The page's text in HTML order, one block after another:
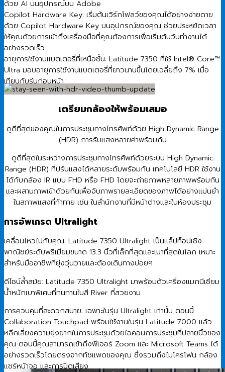
ด้วย AI บนอุปกรณ์บน Adobe
Copilot Hardware Key: เริ่มต้นเวิร์กโฟลว์ของคุณได้อย่างง่ายดาย
ด้วย Copilot Hardware Key บนอุปกรณ์ของคุณ ช่วยประหยัดเวลา
ให้คุณด้วยการเข้าถึงเครื่องมือที่คุณต้องการเพื่อเริ่มต้นวันทำงานได้
อย่างรวดเร็ว
อายุการใช้งานแบตเตอรี่ที่เหนือชั้น: Latitude 7350 ที่ใช้ Intel® Core™
Ultra มอบอายุการใช้งานแบตเตอรี่ที่ยาวนานขึ้นโดยเฉลี่ยถึง 7% เมื่อ
เทียบกับรุ่นก่อนหน้า
เตรียมกล้องให้พร้อมเสมอ
ดูดีที่สุดของคุณในการประชุมทางโทรศัพท์ด้วย High Dynamic Range
(HDR) การรับแสงหลายค่าพร้อมกัน
ดูดีที่สุดในระหว่างการประชุมทางโทรศัพท์ด้วยระบบ High Dynamic
Range (HDR) ที่ปรับแสงได้หลายระดับพร้อมกัน เทคโนโลยี HDR ใช้งาน
ได้กับกล้อง IR แบบ FHD หรือ FHD โดยจะถ่ายภาพหลายภาพพร้อมกัน
และผสานภาพเข้าด้วยกันเพื่อจับภาพรายละเอียดของภาพได้อย่างแม่นยำ
ในสภาพแสงที่ท้าทาย เช่น ในสำนักงานที่มีหน้าต่างและในห้องประชุม
การอัพเกรด Ultralight
เคลื่อนไหวไปกับคุณ: Latitude 7350 Ultralight เป็นแล็ปท็อปเชิง
พาณิชย์ระดับพรีเมียมขนาด 13.3 นิ้วที่เล็กที่สุดและเบาที่สุดในโลก เหมาะ
สำหรับมืออาชีพที่ยุ่งวุ่นวายและต้องเดินทางบ่อยๆ
ดีไซน์ล้ำสมัย: Latitude 7350 Ultralight มาพร้อมตัวเครื่องแมกนีเซียม
น้ำหนักเบาพิเศษที่ทนทานในสี River ที่สวยงาม
การควบคุมที่สะดวกสบาย: เฉพาะในรุ่น Ultralight เท่านั้น ตอนนี้
Collaboration Touchpad พร้อมใช้งานในรุ่น Latitude 7000 แล้ว
หลีกเลี่ยงความยุ่งยากในการประชุมด้วยไอคอนการประชุมที่ปลายนิ้วของ
คุณ ตอนนี้คุณสามารถเข้าถึงฟีเจอร์ Zoom และ Microsoft Teams ได้
อย่างรวดเร็วโดยตรงจากทัชแพดของคุณ ซึ่งรวมถึงไมโครโฟน กล้อง
แชร์หน้าจอ และการปิดเสียง